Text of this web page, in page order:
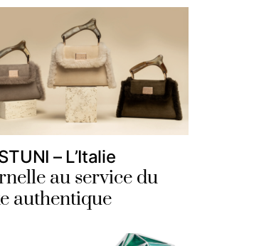
– L’Italie
au service du
authentique